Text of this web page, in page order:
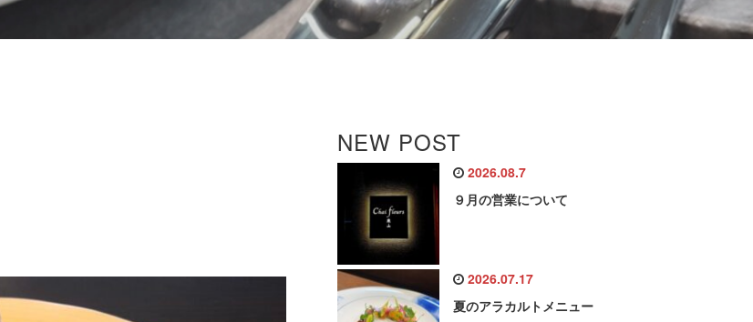
NEW POST
2026.08.7
９月の営業について
2026.07.17
夏のアラカルトメニュー